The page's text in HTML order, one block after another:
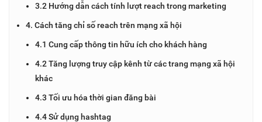
3.2 Hướng dẫn cách tính lượt reach trong marketing
4. Cách tăng chỉ số reach trên mạng xã hội
4.1 Cung cấp thông tin hữu ích cho khách hàng
4.2 Tăng lượng truy cập kênh từ các trang mạng xã hội
khác
4.3 Tối ưu hóa thời gian đăng bài
4.4 Sử dụng hashtag